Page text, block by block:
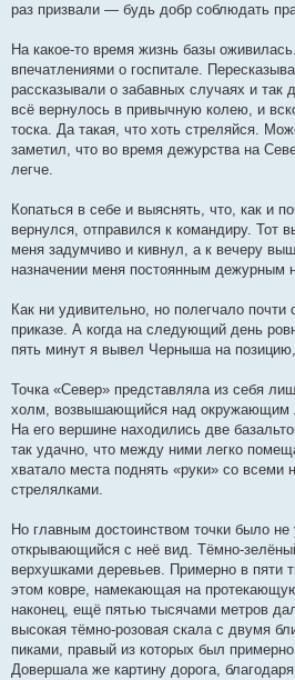
раз призвали — будь добр соблюдать
На какое-то время жизнь базы
впечатлениями о госпитале.
рассказывали о забавных случаях и так
всё вернулось в привычную колею, и
тоска. Да такая, что хоть стреляйся.
заметил, что во время дежурства на
легче.
Копаться в себе и выяснять, что, как и
вернулся, отправился к командиру. Тот
меня задумчиво и кивнул, а к вечеру
назначении меня постоянным дежурным
Как ни удивительно, но полегчало
приказе. А когда на следующий день
пять минут я вывел Черныша на
Точка «Север» представляла из себя
холм, возвышающийся над окружающим
На его вершине находились две
так удачно, что между ними легко
хватало места поднять «руки» со всеми
стрелялками.
Но главным достоинством точки было не
открывающийся с неё вид. Тёмно-
верхушками деревьев. Примерно в пяти
этом ковре, намекающая на
наконец, ещё пятью тысячами метров
высокая тёмно-розовая скала с двумя
пиками, правый из которых был
Довершала же картину дорога,